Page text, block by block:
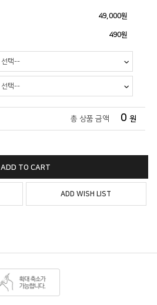
49,000원
490원
총 상품 금액 0 원
ADD TO CART
ADD WISH LIST